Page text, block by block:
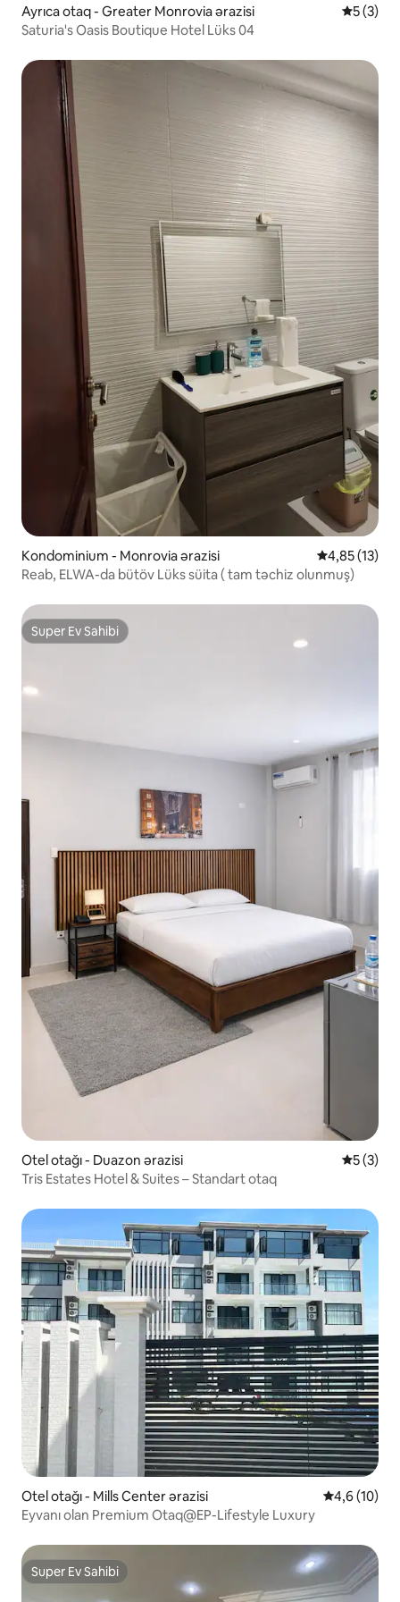
Ayrıca otaq - Greater Monrovia ərazisi
5 (3)
Saturia's Oasis Boutique Hotel Lüks 04
Kondominium - Monrovia ərazisi Ortalama
4,85 (13)
Reab, ELWA-da bütöv Lüks süita ( tam təchiz olunmuş)
Super Ev Sahibi
Super Ev Sahibi
Otel otağı - Duazon ərazisi
5 (3)
Tris Estates Hotel & Suites – Standart otaq
Otel otağı - Mills Center ərazisi Ortalama
4,6 (10)
Eyvanı olan Premium Otaq@EP-Lifestyle Luxury
Super Ev Sahibi
Super Ev Sahibi